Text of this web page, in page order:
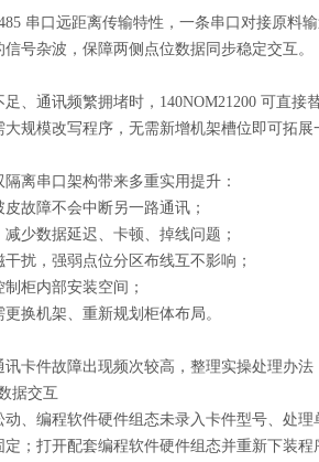
串口远距离传输特性，一条串口对接原料
号杂波，保障两侧点位数据同步稳定交互。
、通讯频繁拥堵时，140NOM21200 可直接
规模改写程序，无需新增机架槽位即可拓展
离串口架构带来多重实用提升：
故障不会中断另一路通讯；
少数据延迟、卡顿、掉线问题；
扰，强弱点位分区布线互不影响；
柜内部安装空间；
换机架、重新规划柜体布局。
卡件故障出现频次较高，整理实操处理办法
据交互
、编程软件硬件组态未录入卡件型号、处
；打开配套编程软件硬件组态并重新下装